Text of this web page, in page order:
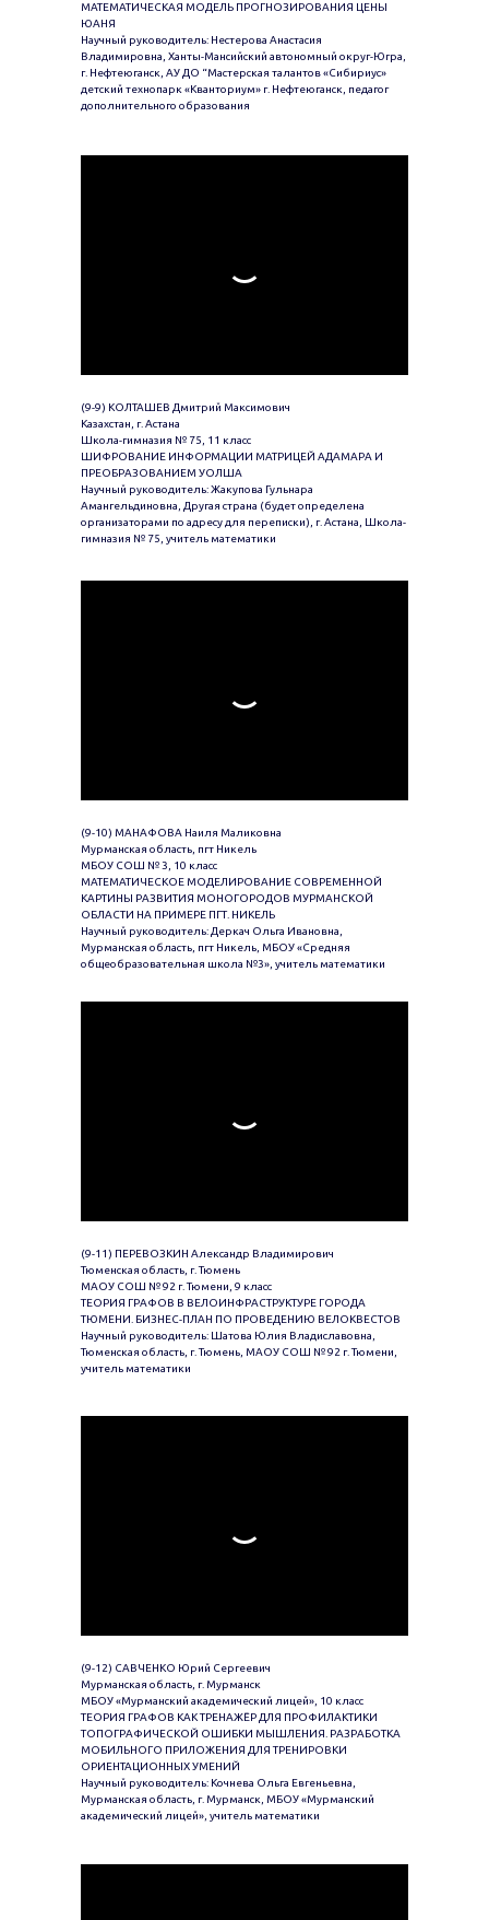
МАТЕМАТИЧЕСКАЯ МОДЕЛЬ ПРОГНОЗИРОВАНИЯ ЦЕНЫ
ЮАНЯ
Научный руководитель: Нестерова Анастасия
Владимировна, Ханты-Мансийский автономный округ-Югра,
г. Нефтеюганск, АУ ДО “Мастерская талантов «Сибириус»
детский технопарк «Кванториум» г. Нефтеюганск, педагог
дополнительного образования
(9-9) КОЛТАШЕВ Дмитрий Максимович
Казахстан, г. Астана
Школа-гимназия № 75, 11 класс
ШИФРОВАНИЕ ИНФОРМАЦИИ МАТРИЦЕЙ АДАМАРА И
ПРЕОБРАЗОВАНИЕМ УОЛША
Научный руководитель: Жакупова Гульнара
Амангельдиновна, Другая страна (будет определена
организаторами по адресу для переписки), г. Астана, Школа-
гимназия № 75, учитель математики
(9-11) ПЕРЕВОЗКИН Александр Владимирович
Тюменская область, г. Тюмень
МАОУ СОШ № 92 г. Тюмени, 9 класс
ТЕОРИЯ ГРАФОВ В ВЕЛОИНФРАСТРУКТУРЕ ГОРОДА
ТЮМЕНИ. БИЗНЕС-ПЛАН ПО ПРОВЕДЕНИЮ ВЕЛОКВЕСТОВ
Научный руководитель: Шатова Юлия Владиславовна,
Тюменская область, г. Тюмень, МАОУ СОШ № 92 г. Тюмени,
учитель математики
(9-10) МАНАФОВА Наиля Маликовна
Мурманская область, пгт Никель
МБОУ СОШ № 3, 10 класс
МАТЕМАТИЧЕСКОЕ МОДЕЛИРОВАНИЕ СОВРЕМЕННОЙ
КАРТИНЫ РАЗВИТИЯ МОНОГОРОДОВ МУРМАНСКОЙ
ОБЛАСТИ НА ПРИМЕРЕ ПГТ. НИКЕЛЬ
Научный руководитель: Деркач Ольга Ивановна,
Мурманская область, пгт Никель, МБОУ «Средняя
общеобразовательная школа №3», учитель математики
(9-12) САВЧЕНКО Юрий Сергеевич
Мурманская область, г. Мурманск
МБОУ «Мурманский академический лицей», 10 класс
ТЕОРИЯ ГРАФОВ КАК ТРЕНАЖЁР ДЛЯ ПРОФИЛАКТИКИ
ТОПОГРАФИЧЕСКОЙ ОШИБКИ МЫШЛЕНИЯ. РАЗРАБОТКА
МОБИЛЬНОГО ПРИЛОЖЕНИЯ ДЛЯ ТРЕНИРОВКИ
ОРИЕНТАЦИОННЫХ УМЕНИЙ
Научный руководитель: Кочнева Ольга Евгеньевна,
Мурманская область, г. Мурманск, МБОУ «Мурманский
академический лицей», учитель математики